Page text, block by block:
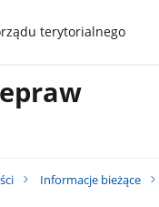
terytorialnego
Informacje bieżące